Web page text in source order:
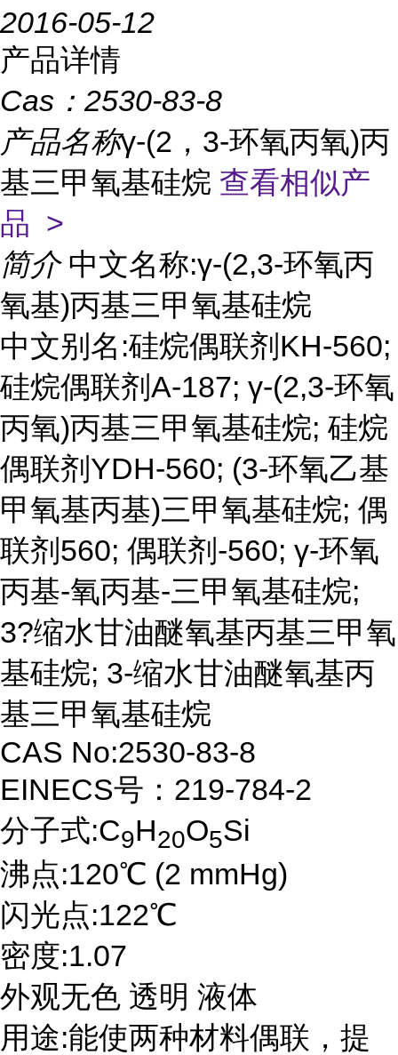
2016-05-12
产品详情
Cas： 2530-83-8
产品名称γ-(2，3-环氧丙氧)丙
基三甲氧基硅烷 查看相似产
品 >
简介 中文名称:γ-(2,3-环氧丙
氧基)丙基三甲氧基硅烷
中文别名:硅烷偶联剂KH-560;
硅烷偶联剂A-187; γ-(2,3-环氧
丙氧)丙基三甲氧基硅烷; 硅烷
偶联剂YDH-560; (3-环氧乙基
甲氧基丙基)三甲氧基硅烷; 偶
联剂560; 偶联剂-560; γ-环氧
丙基-氧丙基-三甲氧基硅烷;
3?缩水甘油醚氧基丙基三甲氧
基硅烷; 3-缩水甘油醚氧基丙
基三甲氧基硅烷
CAS No:2530-83-8
EINECS号：219-784-2
分子式:C9H20O5Si
沸点:120℃ (2 mmHg)
闪光点:122℃
密度:1.07
外观无色 透明 液体
用途:能使两种材料偶联，提